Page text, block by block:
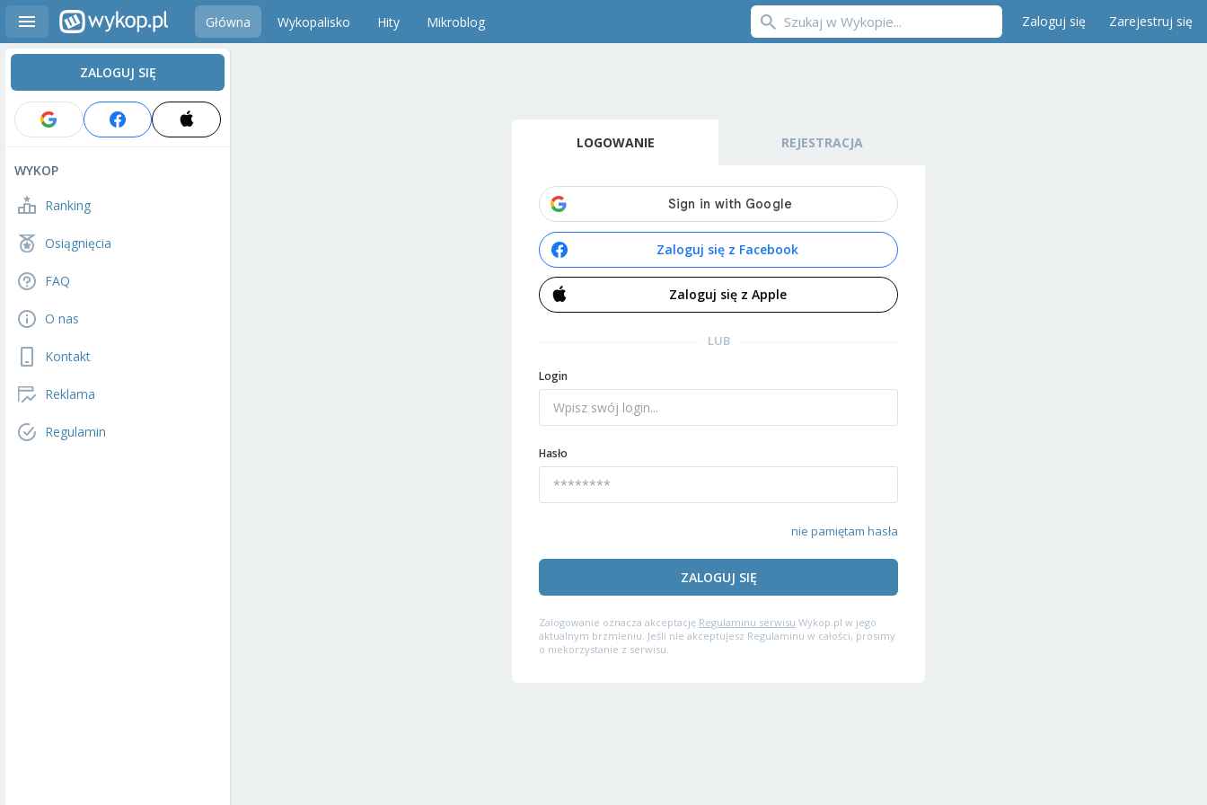
Główna Wykopalisko Hity Mikroblog Zaloguj się Zarejestruj się
ZALOGUJ SIĘ
WYKOP
Ranking
Osiągnięcia
FAQ
O nas
Kontakt
Reklama
Regulamin
LOGOWANIE REJESTRACJA
Zaloguj się z Facebook
Zaloguj się z Apple
LUB
Login
Hasło
nie pamiętam hasła
ZALOGUJ SIĘ
Zalogowanie oznacza akceptację Regulaminu serwisu Wykop.pl w jego
aktualnym brzmieniu. Jeśli nie akceptujesz Regulaminu w całości, prosimy
o niekorzystanie z serwisu.